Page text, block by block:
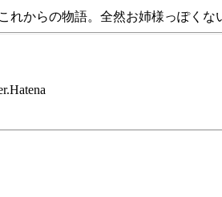
れからの物語。全然お姉様っぽくな